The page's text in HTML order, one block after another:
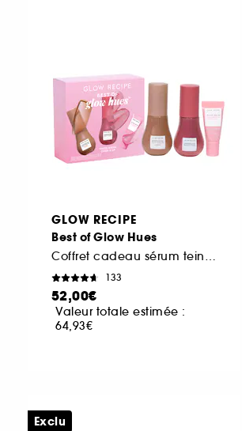
GLOW RECIPE
Best of Glow Hues
133
52,00€
Valeur totale estimée :
64,93€
Exclu